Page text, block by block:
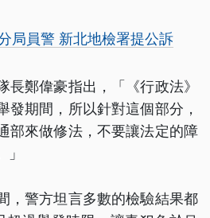
局員警 新北地檢署提公訴
長鄭偉豪指出，「《行政法》
發期間，所以針對這個部分，
部來做修法，不要讓法定的障
，警方坦言多數的檢驗結果都